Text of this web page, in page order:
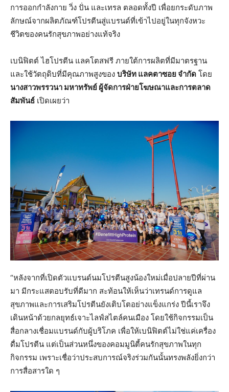
การออกกำลังกาย วิ่ง ปั่น และเทรล ตลอดทั้งปี เพื่อยกระดับภาพ
ลักษณ์จากผลิตภัณฑ์โปรตีนสู่แบรนด์ที่เข้าไปอยู่ในทุกจังหวะ
ชีวิตของคนรักสุขภาพอย่างแท้จริง
เบนิฟิตต์ ไฮโปรตีน แลคโตสฟรี ภายใต้การผลิตที่มีมาตรฐาน
และใช้วัตถุดิบที่มีคุณภาพสูงของ บริษัท แลคตาซอย จำกัด โดย
นางสาวพรรวนา มหาทรัพย์ ผู้จัดการฝ่ายโฆษณาและการตลาด
สัมพันธ์ เปิดเผยว่า
“หลังจากที่เปิดตัวแบรนด์นมโปรตีนสูงน้องใหม่เมื่อปลายปีที่ผ่าน
มา มีกระแสตอบรับที่ดีมาก สะท้อนให้เห็นว่าเทรนด์การดูแล
สุขภาพและการเสริมโปรตีนยังเติบโตอย่างแข็งแกร่ง ปีนี้เราจึง
เดินหน้าด้วยกลยุทธ์เจาะไลฟ์สไตล์คนเมือง โดยใช้กิจกรรมเป็น
สื่อกลางเชื่อมแบรนด์กับผู้บริโภค เพื่อให้เบนิฟิตต์ไม่ใช่แค่เครื่อง
ดื่มโปรตีน แต่เป็นส่วนหนึ่งของคอมมูนิตี้คนรักสุขภาพในทุก
กิจกรรม เพราะเชื่อว่าประสบการณ์จริงร่วมกันนั้นทรงพลังยิ่งกว่า
การสื่อสารใด ๆ